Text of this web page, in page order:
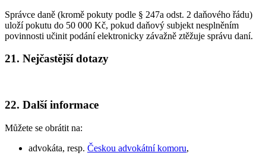
Správce daně (kromě pokuty podle § 247a odst. 2 daňového řádu)
uloží pokutu do 50 000 Kč, pokud daňový subjekt nesplněním
povinnosti učinit podání elektronicky závažně ztěžuje správu daní.
21. Nejčastější dotazy
22. Další informace
Můžete se obrátit na:
advokáta, resp. Českou advokátní komoru,